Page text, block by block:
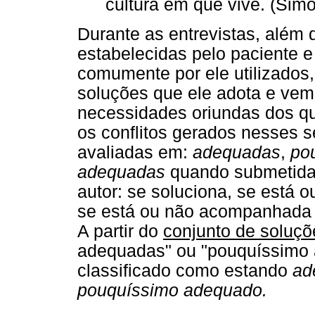
cultura em que vive.
Durante as entrevistas, além
estabelecidas pelo paciente
comumente por ele
soluções que ele adota e
necessidades oriundas dos
os conflitos gerados nesses
avaliadas em: adequadas,
adequadas quando
autor: se soluciona, se está
se está ou não
A partir do conjunto de
adequadas" ou
classificado como estando
pouquíssimo adequado.